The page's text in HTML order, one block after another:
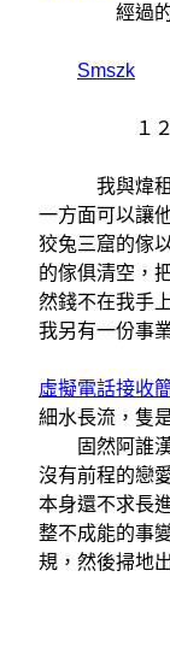
經過的事
Smszk
１２月
我與煒租瞭
一方面可以讓
狡兔三窟的傢
的傢俱清空，
然錢不在我手
我另有一份事
年夜傢
虛擬電話接收
細水長流，隻
固然阿誰漢
沒有前程的戀
本身還不求長
整不成能的事
規，然後掃地